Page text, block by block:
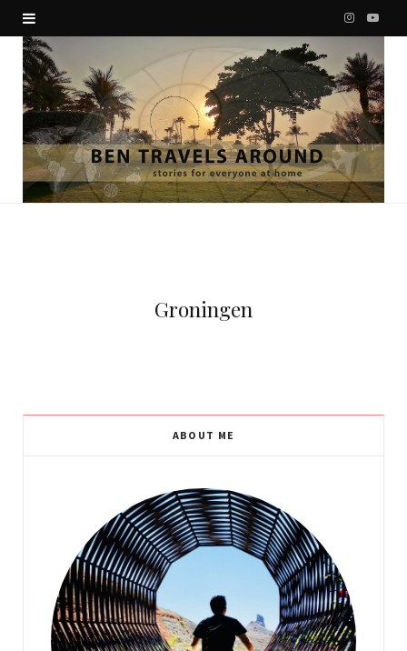
I
n
s
t
a
g
Y
u
T
b
Groningen
ABOUT ME